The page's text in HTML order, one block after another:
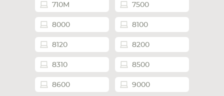
710M 7500
8000 8100
8120 8200
8310 8500
8600 9000